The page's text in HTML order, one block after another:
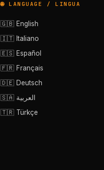
🌐 LANGUAGE / LINGUA
🇬🇧 English
🇮🇹 Italiano
🇪🇸 Español
🇫🇷 Français
🇩🇪 Deutsch
🇸🇦 العربية
🇹🇷 Türkçe